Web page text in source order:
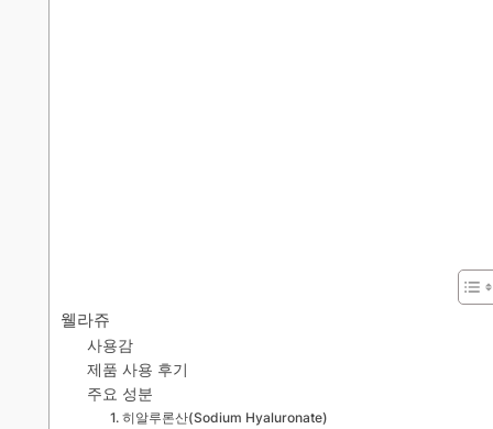
웰라쥬
사용감
제품 사용 후기
주요 성분
1. 히알루론산(Sodium Hyaluronate)